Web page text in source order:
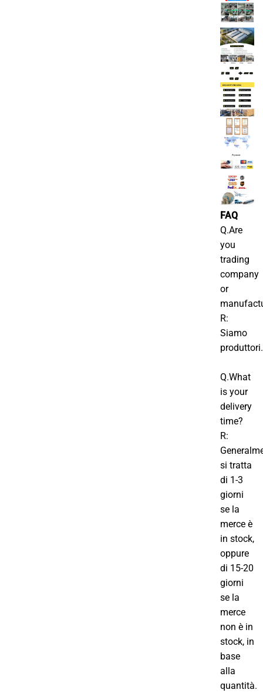
FAQ
Q.Are
you
trading
company
or
R:
Siamo
produttori.
Q.What
is your
delivery
time?
R:
si tratta
di 1-3
giorni
se la
merce è
in stock,
oppure
di 15-20
giorni
se la
merce
non è in
stock, in
base
alla
quantità.